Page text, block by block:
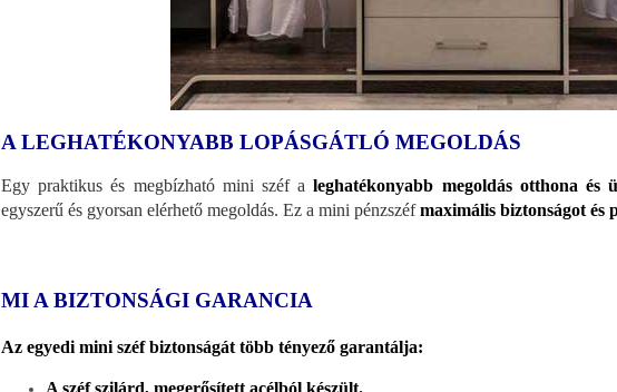
A LEGHATÉKONYABB LOPÁSGÁTLÓ MEGOLDÁS
Egy praktikus és megbízható mini széf aleghatékonyabb megoldás otthona és
egyszerű és gyorsan elérhető megoldás. Ez a mini pénzszéfmaximális biztonságot
MI A BIZTONSÁGI GARANCIA
Az egyedi mini széf biztonságát több tényező garantálja:
A széf szilárd, megerősített acélból készült.